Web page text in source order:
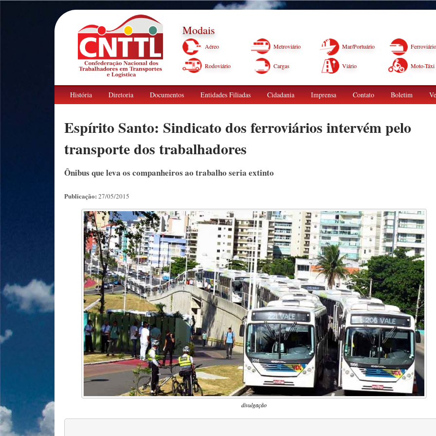
Modais
Aéreo Metroviário Mar/Portuário Ferroviário
Rodoviário Cargas Viário Moto-Táxi
História Diretoria Documentos Entidades Filiadas Cidadania Imprensa Contato Boletim
Espírito Santo: Sindicato dos ferroviários intervém pelo
transporte dos trabalhadores
Ônibus que leva os companheiros ao trabalho seria extinto
Publicação: 27/05/2015
divulgação